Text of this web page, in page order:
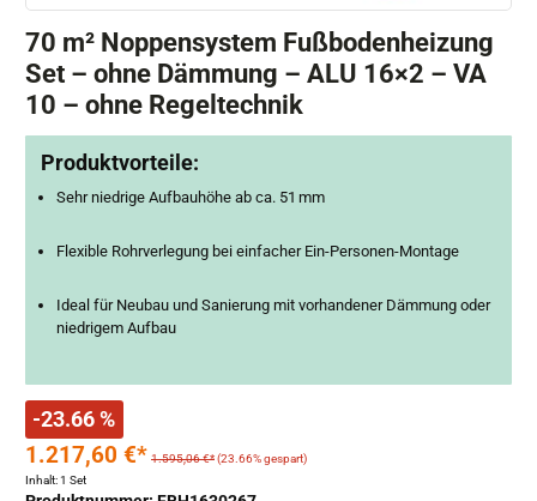
70 m² Noppensystem Fußbodenheizung
Set – ohne Dämmung – ALU 16×2 – VA
10 – ohne Regeltechnik
Produktvorteile:
Sehr niedrige Aufbauhöhe ab ca. 51 mm
Flexible Rohrverlegung bei einfacher Ein-Personen-Montage
Ideal für Neubau und Sanierung mit vorhandener Dämmung oder
niedrigem Aufbau
-23.66 %
1.217,60 €* 1.595,06 €*(23.66% gespart)
Inhalt:1 Set